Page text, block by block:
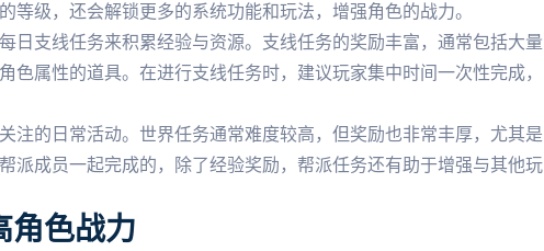
等级，还会解锁更多的系统功能和玩法，增强角色的战力。
日支线任务来积累经验与资源。支线任务的奖励丰富，通常包括大量
色属性的道具。在进行支线任务时，建议玩家集中时间一次性完成，
注的日常活动。世界任务通常难度较高，但奖励也非常丰厚，尤其是
派成员一起完成的，除了经验奖励，帮派任务还有助于增强与其他玩
角色战力